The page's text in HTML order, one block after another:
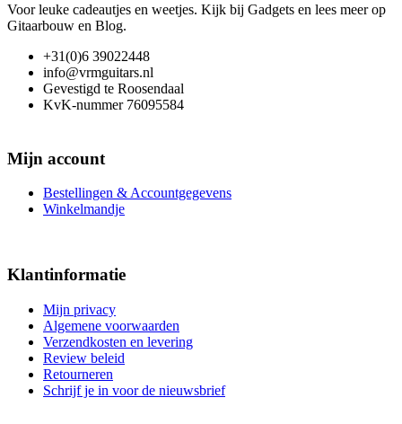
Voor leuke cadeautjes en weetjes. Kijk bij Gadgets en lees meer op
Gitaarbouw en Blog.
+31(0)6 39022448
info@vrmguitars.nl
Gevestigd te Roosendaal
KvK-nummer 76095584
Mijn account
Bestellingen & Accountgegevens
Winkelmandje
Klantinformatie
Mijn privacy
Algemene voorwaarden
Verzendkosten en levering
Review beleid
Retourneren
Schrijf je in voor de nieuwsbrief